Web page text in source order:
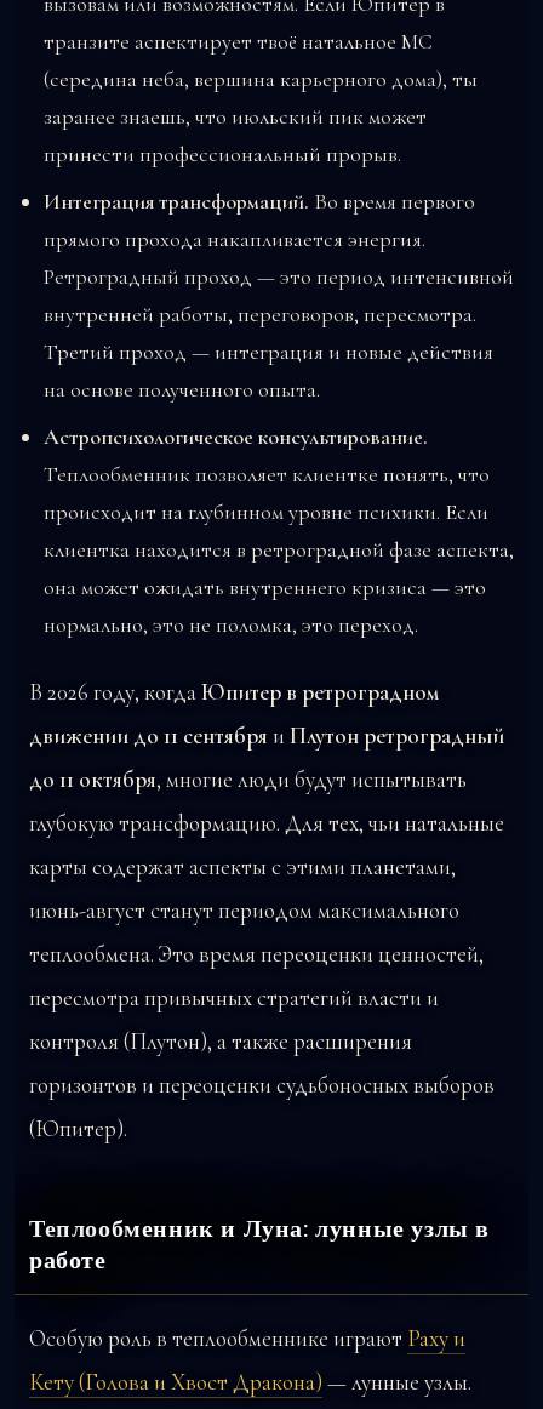
транзите аспектирует твоё натальное МС
(середина неба, вершина карьерного дома), ты
заранее знаешь, что июльский пик может
принести профессиональный прорыв.
Интеграция трансформаций. Во время первого
прямого прохода накапливается энергия.
Ретроградный проход — это период интенсивной
внутренней работы, переговоров, пересмотра.
Третий проход — интеграция и новые действия
на основе полученного опыта.
Астропсихологическое консультирование.
Теплообменник позволяет клиентке понять, что
происходит на глубинном уровне психики. Если
клиентка находится в ретроградной фазе аспекта,
она может ожидать внутреннего кризиса — это
нормально, это не поломка, это переход.
В 2026 году, когдаЮпитер в ретроградном
движении до 11 сентября и Плутон ретроградный
до 11 октября, многие люди будут испытывать
глубокую трансформацию. Для тех, чьи натальные
карты содержат аспекты с этими планетами,
июнь-август станут периодом максимального
теплообмена. Это время переоценки ценностей,
пересмотра привычных стратегий власти и
контроля (Плутон), а также расширения
горизонтов и переоценки судьбоносных выборов
(Юпитер).
Теплообменник и Луна: лунные узлы в
работе
Особую роль в теплообменнике играют Раху и
Кету (Голова и Хвост Дракона) — лунные узлы.